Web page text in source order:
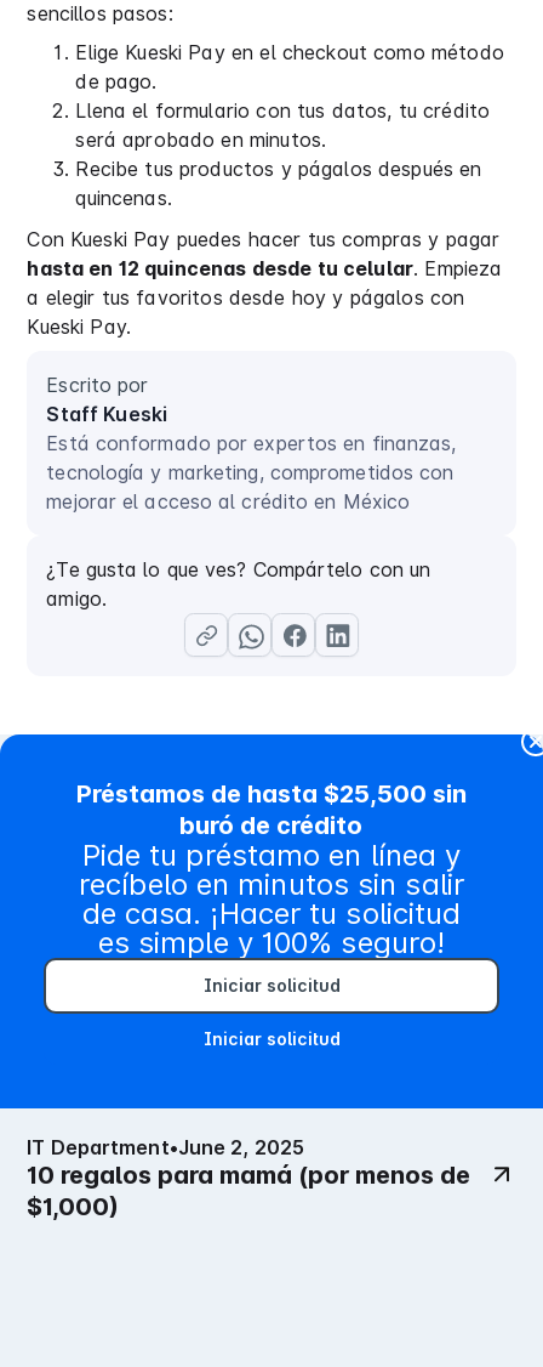
sencillos pasos:
Elige Kueski Pay en el checkout como método
de pago.
Llena el formulario con tus datos, tu crédito
será aprobado en minutos.
Recibe tus productos y págalos después en
quincenas.
Con Kueski Pay puedes hacer tus compras y pagar
hasta en 12 quincenas desde tu celular. Empieza
a elegir tus favoritos desde hoy y págalos con
Kueski Pay.
Escrito por
Staff Kueski
Está conformado por expertos en finanzas,
tecnología y marketing, comprometidos con
mejorar el acceso al crédito en México
¿Te gusta lo que ves? Compártelo con un
amigo.
Préstamos de hasta $25,500 sin
buró de crédito
Pide tu préstamo en línea y
recíbelo en minutos sin salir
de casa. ¡Hacer tu solicitud
es simple y 100% seguro!
Iniciar solicitud
Iniciar solicitud
Contenido relacionado
IT Department•June 2, 2025
10 regalos para mamá (por menos de
$1,000)